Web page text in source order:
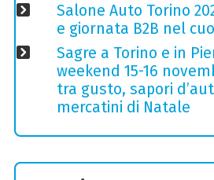
Salone Auto Torino
e giornata B2B nel
Sagre a Torino e in
weekend 15-16
tra gusto, sapori
mercatini di Natale